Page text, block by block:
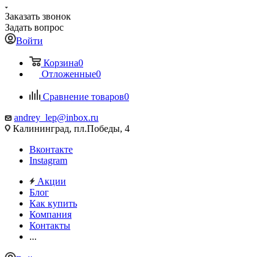
Заказать звонок
Задать вопрос
Войти
Корзина0
Отложенные0
Сравнение товаров0
andrey_lep@inbox.ru
Калининград, пл.Победы, 4
Вконтакте
Instagram
Акции
Блог
Как купить
Компания
Контакты
...